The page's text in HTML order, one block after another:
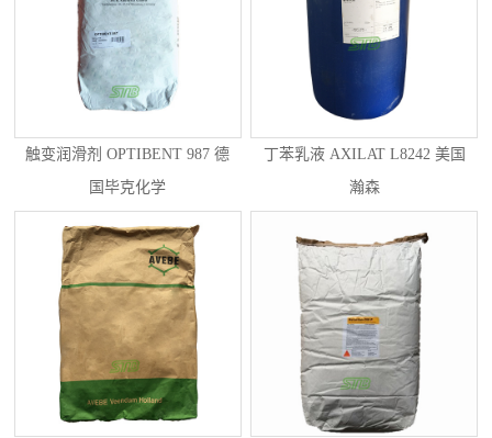
触变润滑剂 OPTIBENT 987 德
国毕克化学
丁苯乳液 AXILAT L8242 美国
瀚森